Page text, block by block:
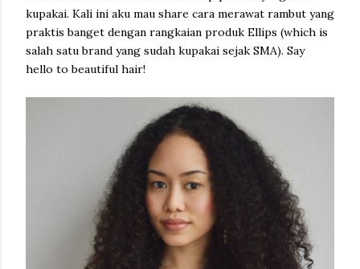
kupakai. Kali ini aku mau share cara merawat rambut yang
praktis banget dengan rangkaian produk Ellips (which is
salah satu brand yang sudah kupakai sejak SMA). Say
hello to beautiful hair!